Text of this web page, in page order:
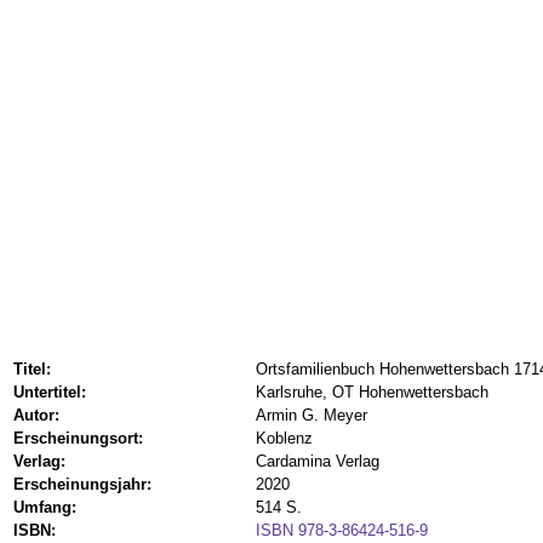
Titel:
Ortsfamilienbuch Hohenwettersbach
Untertitel:
Karlsruhe, OT Hohenwettersbach
Autor:
Armin G. Meyer
Erscheinungsort:
Koblenz
Verlag:
Cardamina Verlag
Erscheinungsjahr:
2020
Umfang:
514 S.
ISBN:
ISBN 978-3-86424-516-9